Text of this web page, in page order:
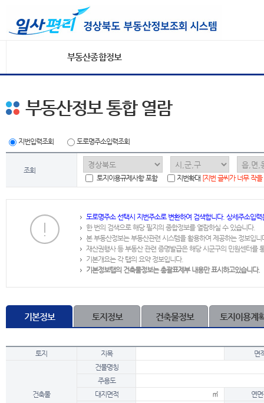
부동산종합정보
부동산정보 통합 열람
지번입력조회 도로명주소입력조회
조회
토지이용규제사항 포함
지번확대 [지번 글씨가 너무 작
도로명주소 선택시 지번주소로 변환하여 검색합니다. 상세주소입
한 번의 검색으로 해당 필지의 종합정보를 열람하실 수 있습니다.
본 부동산정보는 부동산관련 시스템을 활용하여 제공하는 정보입니
재산권행사 등 부동산 관련 증명발급은 해당 시군구의 민원센터를
기본개요는 각 탭의 요약 정보입니다.
기본정보탭의 건축물정보는 총괄표제부 내용만 표시하고있습니다.
기본정보 토지정보 건축물정보 토지이용계
토지 지목 면
건축물
건물명칭
주용도
대지면적
㎡
연